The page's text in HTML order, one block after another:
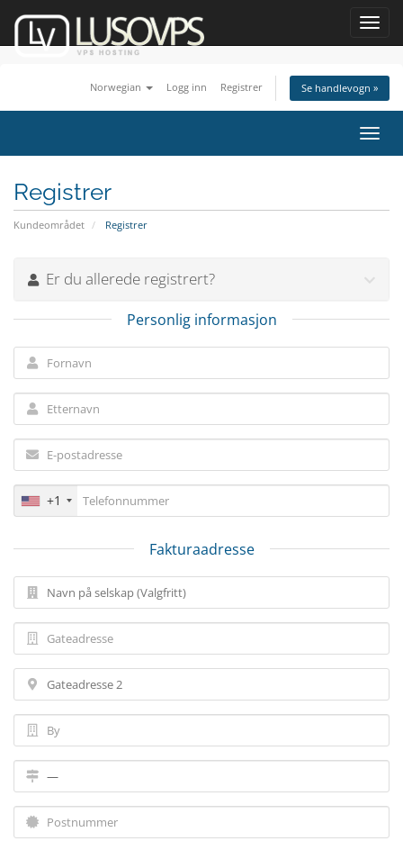
Norwegian Logg inn Registrer Se handlevogn »
Bytt
Registrer
Kundeområdet Registrer
Er du allerede registrert?
Personlig informasjon
+1
Fakturaadresse